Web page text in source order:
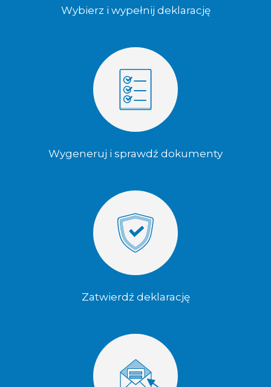
Wybierz i wypełnij deklarację
Wygeneruj i sprawdź dokumenty
Zatwierdź deklarację